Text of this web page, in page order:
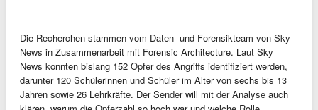
Die Recherchen stammen vom Daten- und Forensikteam von Sky
News in Zusammenarbeit mit Forensic Architecture. Laut Sky
News konnten bislang 152 Opfer des Angriffs identifiziert werden,
darunter 120 Schülerinnen und Schüler im Alter von sechs bis 13
Jahren sowie 26 Lehrkräfte. Der Sender will mit der Analyse auch